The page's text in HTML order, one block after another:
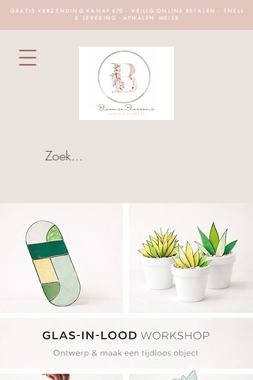
G R A T I S V E R Z E N D I N G V A N A F €70 - V E I L I G O N L I N E B E T A L E N - S N E L L
E L E V E R I N G - A F H A L E N M E I S E